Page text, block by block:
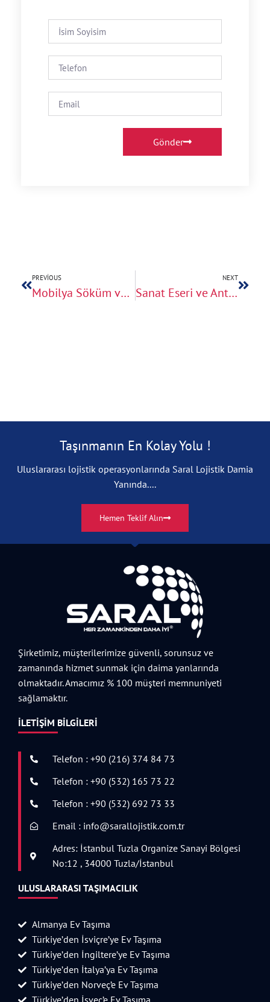
Gönder
PREVIOUS
Mobilya Söküm ve Yurt Dışında Kurulum Hizmetleri
NEXT
Sanat Eseri ve Antika Taşımacılığında Özel Koruma Yöntemleri
Taşınmanın En Kolay Yolu !
Uluslararası lojistik operasyonlarında Saral Lojistik Damia
Yanında....
Hemen Teklif Alın
Şirketimiz, müşterilerimize güvenli, sorunsuz ve
zamanında hizmet sunmak için daima yanlarında
olmaktadır. Amacımız % 100 müşteri memnuniyeti
sağlamaktır.
İLETIŞIM BILGILERI
Telefon : +90 (216) 374 84 73
Telefon : +90 (532) 165 73 22
Telefon : +90 (532) 692 73 33
Email : info@sarallojistik.com.tr
Adres: İstanbul Tuzla Organize Sanayi Bölgesi
No:12 , 34000 Tuzla/İstanbul
ULUSLARARASI TAŞIMACILIK
Almanya Ev Taşıma
Türkiye’den İsviçre’ye Ev Taşıma
Türkiye’den İngiltere’ye Ev Taşıma
Türkiye’den İtalya’ya Ev Taşıma
Türkiye’den Norveç’e Ev Taşıma